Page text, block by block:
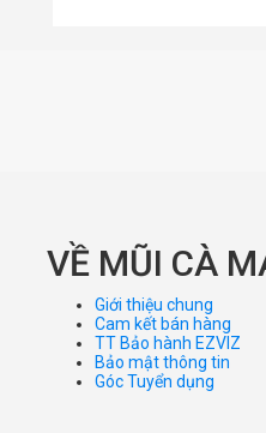
VỀ MŨI CÀ
Giới thiệu chung
Cam kết bán hàng
TT Bảo hành EZVIZ
Bảo mật thông tin
Góc Tuyển dụng